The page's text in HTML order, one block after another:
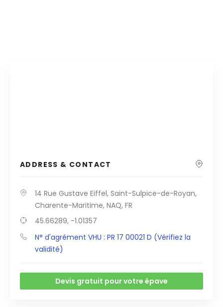
ADDRESS & CONTACT
14 Rue Gustave Eiffel, Saint-Sulpice-de-Royan,
Charente-Maritime, NAQ, FR
45.66289, -1.01357
N° d'agrément VHU : PR 17 00021 D (Vérifiez la
validité)
Devis gratuit pour votre épave